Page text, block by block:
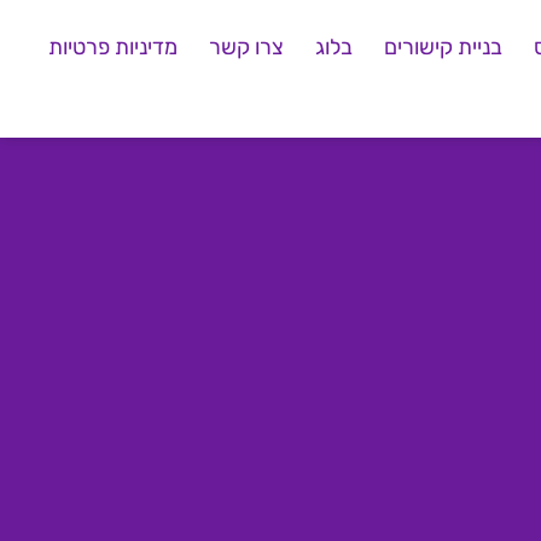
בניית קישורים בלוג צרו קשר מדיניות פרטיות